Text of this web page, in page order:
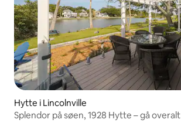
Hytte i Lincolnville
Splendor på søen, 1928 Hytte – gå overalt